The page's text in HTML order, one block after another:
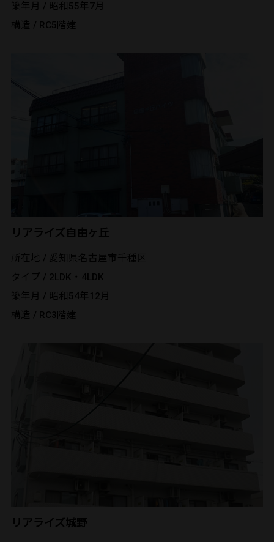
築年月 / 昭和55年7月
構造 / RC5階建
リアライズ自由ヶ丘
所在地 / 愛知県名古屋市千種区
タイプ / 2LDK・4LDK
築年月 / 昭和54年12月
構造 / RC3階建
リアライズ城野